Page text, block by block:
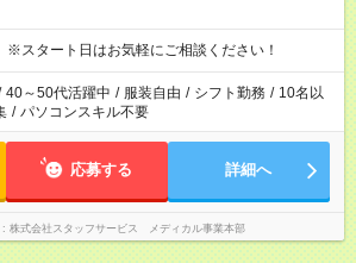
スタート日はお気軽にご相談ください！
40～50代活躍中 / 服装自由 / シフト勤務 / 10名以
/ パソコンスキル不要
応募する 詳細へ
株式会社スタッフサービス メディカル事業本部